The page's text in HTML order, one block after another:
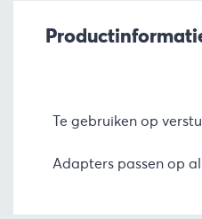
Te gebruiken op
Adapters passen op